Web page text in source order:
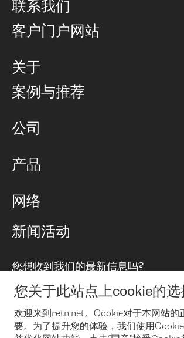
您关于此站点上cookie的选
欢迎来到retn.net。Cookie对于本网站的
要。为了提升您的体验，我们使用
联系我们
客户门户网站
关于
公司
案例与推荐
公司
PoP 点
对等互联政策
RTT Map
产品
互联网
远程 IX
云连接
防DDoS攻击保护服务(DDoS Protection)
网络
可控全球私用网络
BGP 解决方案
TRANSKZ
网络安全
新闻活动
您想收到我们的最新信息吗?
在您接受了我们的隐私条款之后，可以通过